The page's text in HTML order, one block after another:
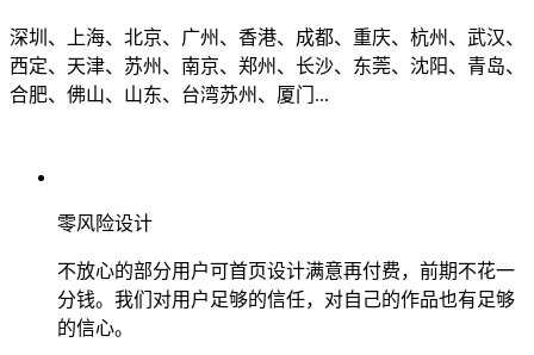
深圳、上海、北京、广州、香港、成都、重庆、杭州、武汉、
西定、天津、苏州、南京、郑州、长沙、东莞、沈阳、青岛、
合肥、佛山、山东、台湾苏州、厦门...
零风险设计
不放心的部分用户可首页设计满意再付费，前期不花一
分钱。我们对用户足够的信任，对自己的作品也有足够
的信心。